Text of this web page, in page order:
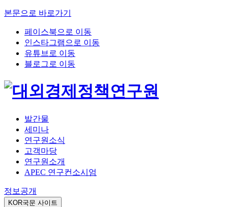
본문으로 바로가기
페이스북으로 이동
인스타그램으로 이동
유튜브로 이동
블로그로 이동
발간물
세미나
연구원소식
고객마당
연구원소개
APEC 연구컨소시엄
정보공개
KOR국문 사이트